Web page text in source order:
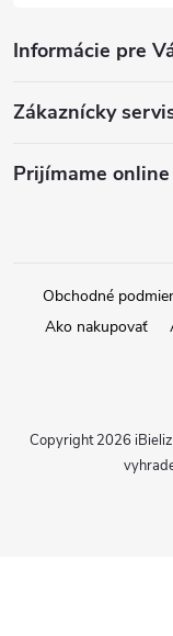
Informácie pre
Zákaznícky
Prijímame
Obchodné
Ako nakupovať
Copyright 2026